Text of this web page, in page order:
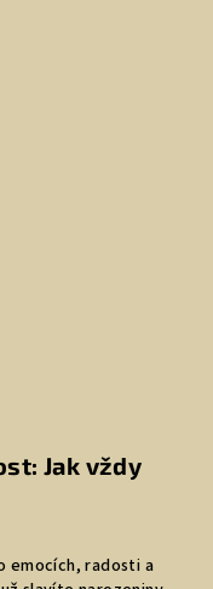
Jak vždy
emocích, radosti a